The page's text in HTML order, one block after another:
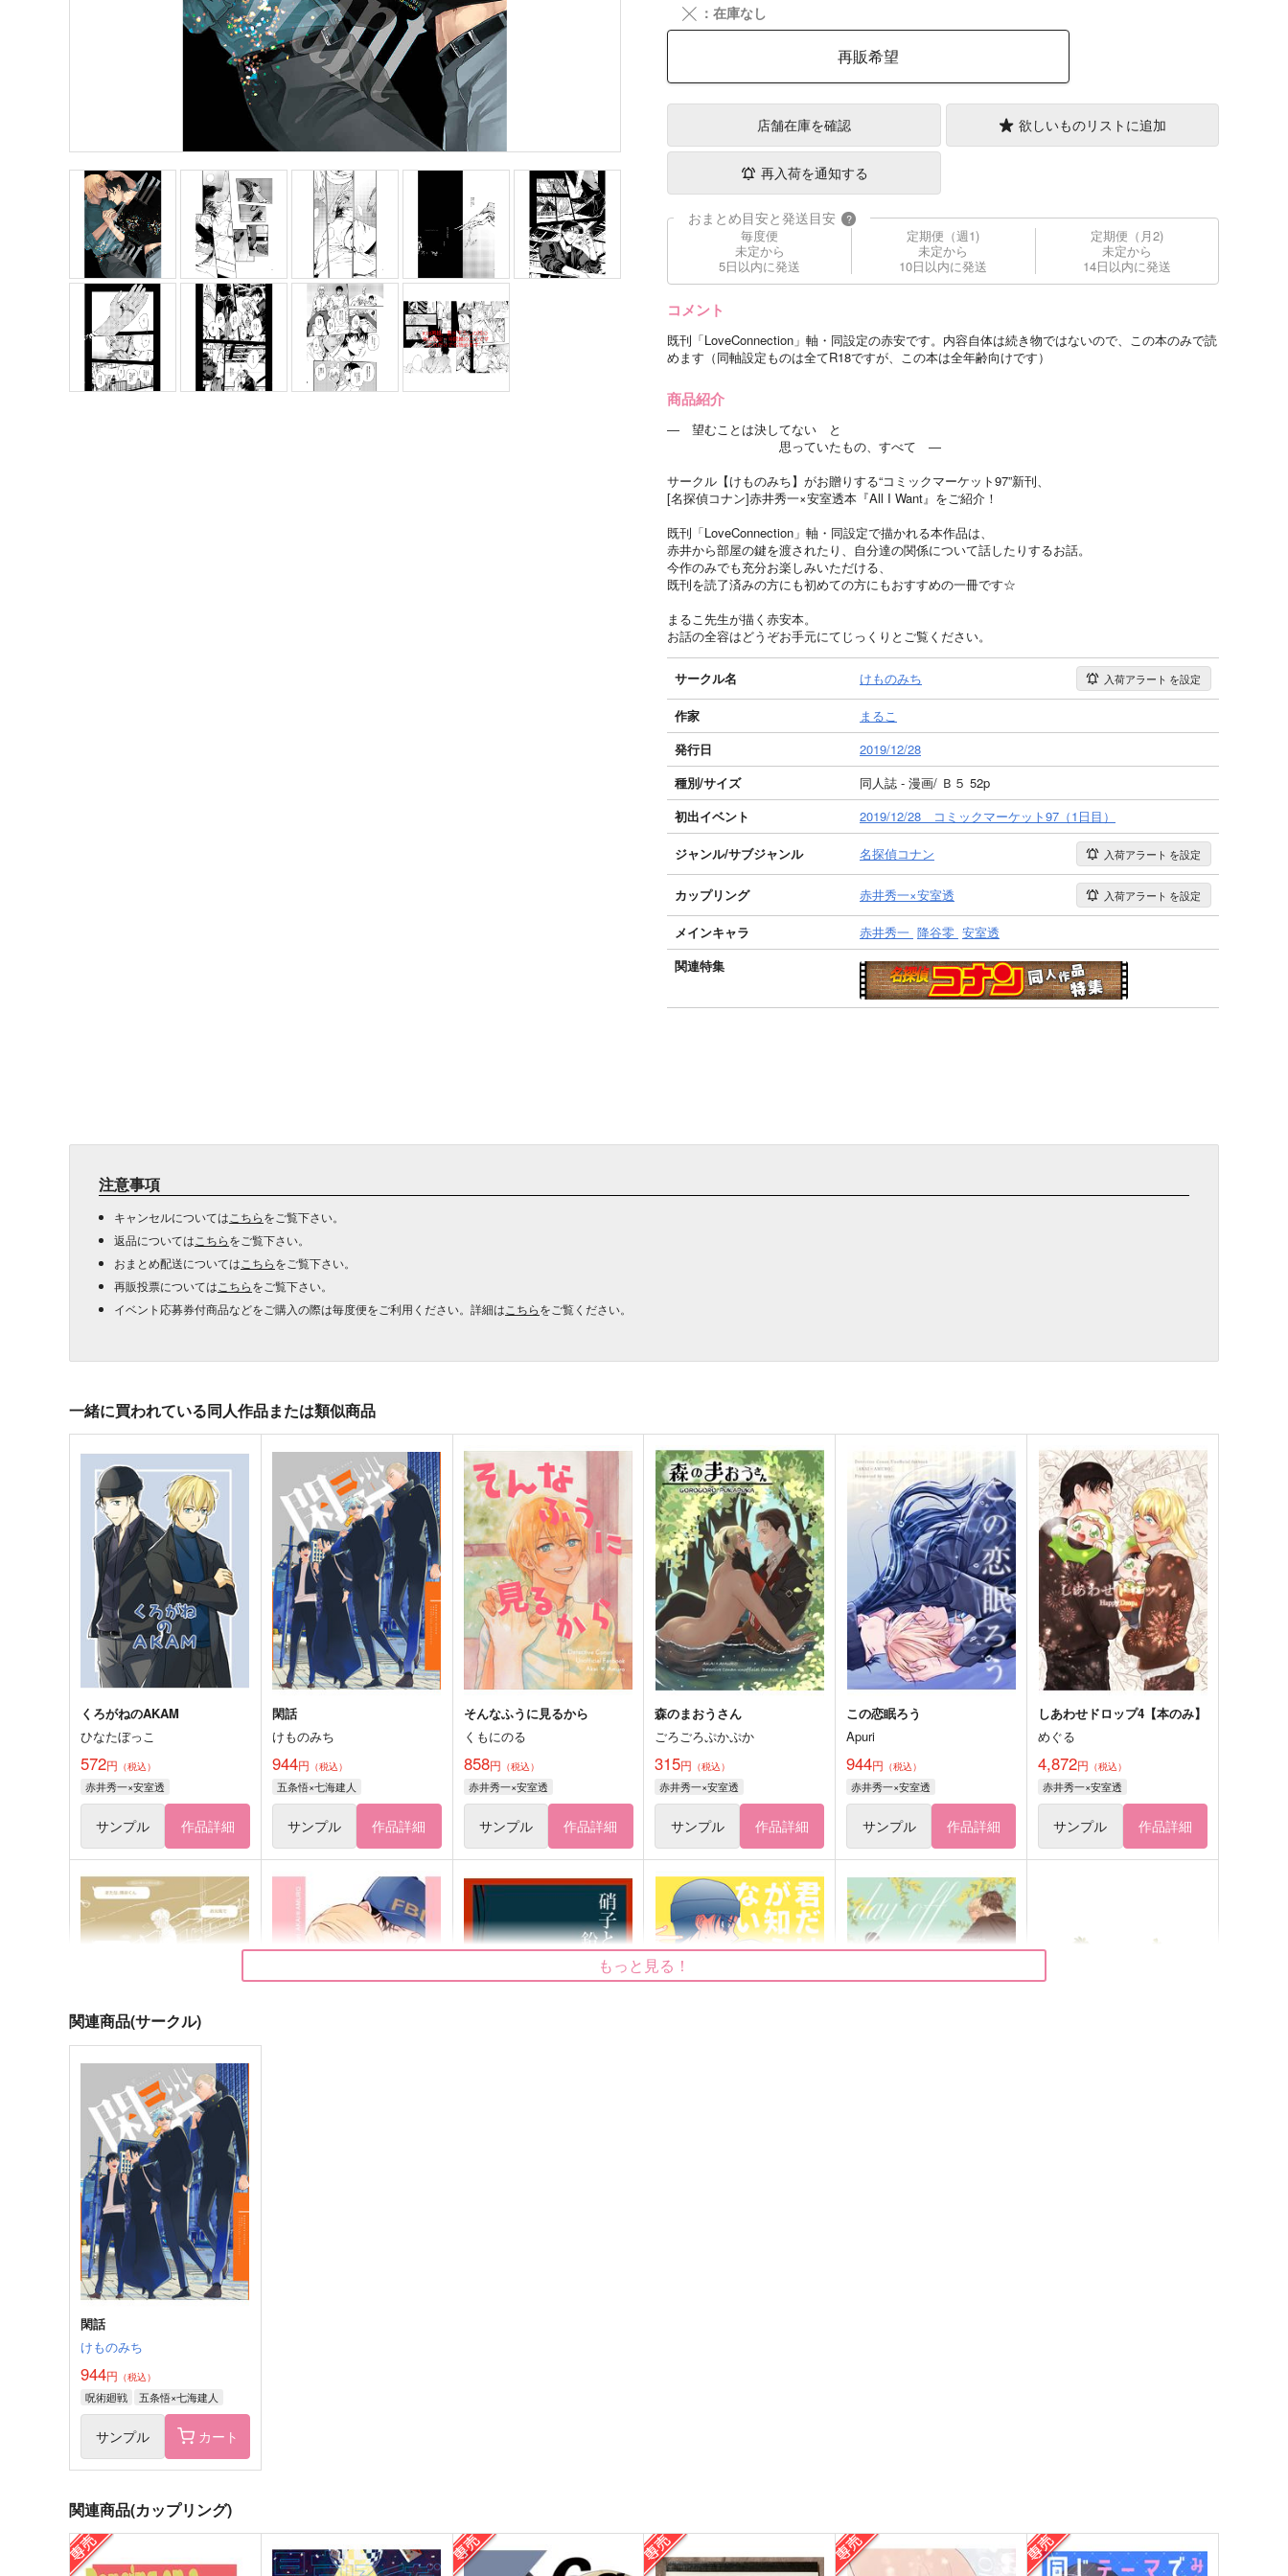
╳ ：在庫なし
再販希望
店舗在庫を確認 欲しいものリストに追加
再入荷を通知する
おまとめ目安と発送目安 ?
毎度便
未定から
5日以内に発送
定期便（週1)
未定から
10日以内に発送
定期便（月2)
未定から
14日以内に発送
コメント
既刊「LoveConnection」軸・同設定の赤安です。内容自体は続き物ではないので、この本のみで読
めます（同軸設定ものは全てR18ですが、この本は全年齢向けです）
商品紹介
― 望むことは決してない と
思っていたもの、すべて ―
サークル【けものみち】がお贈りする“コミックマーケット97”新刊、
[名探偵コナン]赤井秀一×安室透本『All I Want』をご紹介！
既刊「LoveConnection」軸・同設定で描かれる本作品は、
赤井から部屋の鍵を渡されたり、自分達の関係について話したりするお話。
今作のみでも充分お楽しみいただける、
既刊を読了済みの方にも初めての方にもおすすめの一冊です☆
まるこ先生が描く赤安本。
お話の全容はどうぞお手元にてじっくりとご覧ください。
サークル名 けものみち 入荷アラート を設定
作家
まるこ
発行日
2019/12/28
種別/サイズ
同人誌 - 漫画/ Ｂ５ 52p
初出イベント
2019/12/28 コミックマーケット97（1日目）
ジャンル/サブジャンル 名探偵コナン 入荷アラート を設定
カップリング 赤井秀一×安室透 入荷アラート を設定
メインキャラ 赤井秀一 降谷零 安室透
関連特集
注意事項
キャンセルについては こちらをご覧下さい。
返品については こちらをご覧下さい。
おまとめ配送については こちらをご覧下さい。
再販投票については こちらをご覧下さい。
イベント応募券付商品などをご購入の際は毎度便をご利用ください。詳細は こちらをご覧ください。
一緒に買われている同人作品または類似商品
くろがねのAKAM
ひなたぼっこ
572円 （税込）
赤井秀一×安室透
サンプル 作品詳細
閑話
けものみち
944円 （税込）
五条悟×七海建人
サンプル 作品詳細
そんなふうに見るから
くもにのる
858円 （税込）
赤井秀一×安室透
サンプル 作品詳細
森のまおうさん
ごろごろぷかぷか
315円 （税込）
赤井秀一×安室透
サンプル 作品詳細
この恋眠ろう
Apuri
944円 （税込）
赤井秀一×安室透
サンプル 作品詳細
しあわせドロップ4【本のみ】
めぐる
4,872円 （税込）
赤井秀一×安室透
サンプル 作品詳細
アモーレ
Bonito
498円 （税込）
赤井秀一×安室透
サンプル 作品詳細
もっと見る！
関連商品(サークル)
閑話
けものみち
944円 （税込）
呪術廻戦 五条悟×七海建人
サンプル カート
関連商品(カップリング)